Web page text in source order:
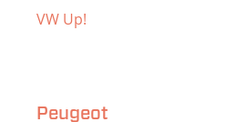
VW Up!
Peugeot